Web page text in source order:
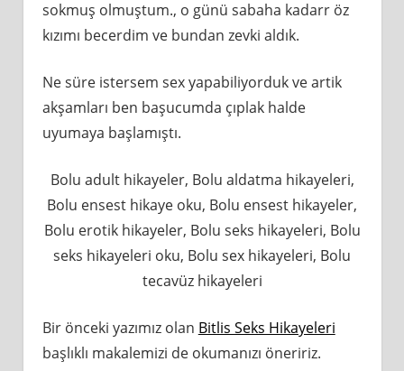
sokmuş olmuştum., o günü sabaha kadarr öz
kızımı becerdim ve bundan zevki aldık.
Ne süre istersem sex yapabiliyorduk ve artik
akşamları ben başucumda çıplak halde
uyumaya başlamıştı.
Bolu adult hikayeler, Bolu aldatma hikayeleri,
Bolu ensest hikaye oku, Bolu ensest hikayeler,
Bolu erotik hikayeler, Bolu seks hikayeleri, Bolu
seks hikayeleri oku, Bolu sex hikayeleri, Bolu
tecavüz hikayeleri
Bir önceki yazımız olan Bitlis Seks Hikayeleri
başlıklı makalemizi de okumanızı öneririz.